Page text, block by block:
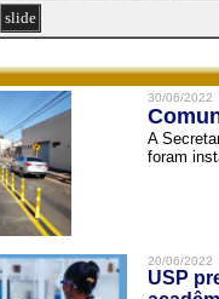
slide
30/06/2022
A
foram
20/06/2022
USP